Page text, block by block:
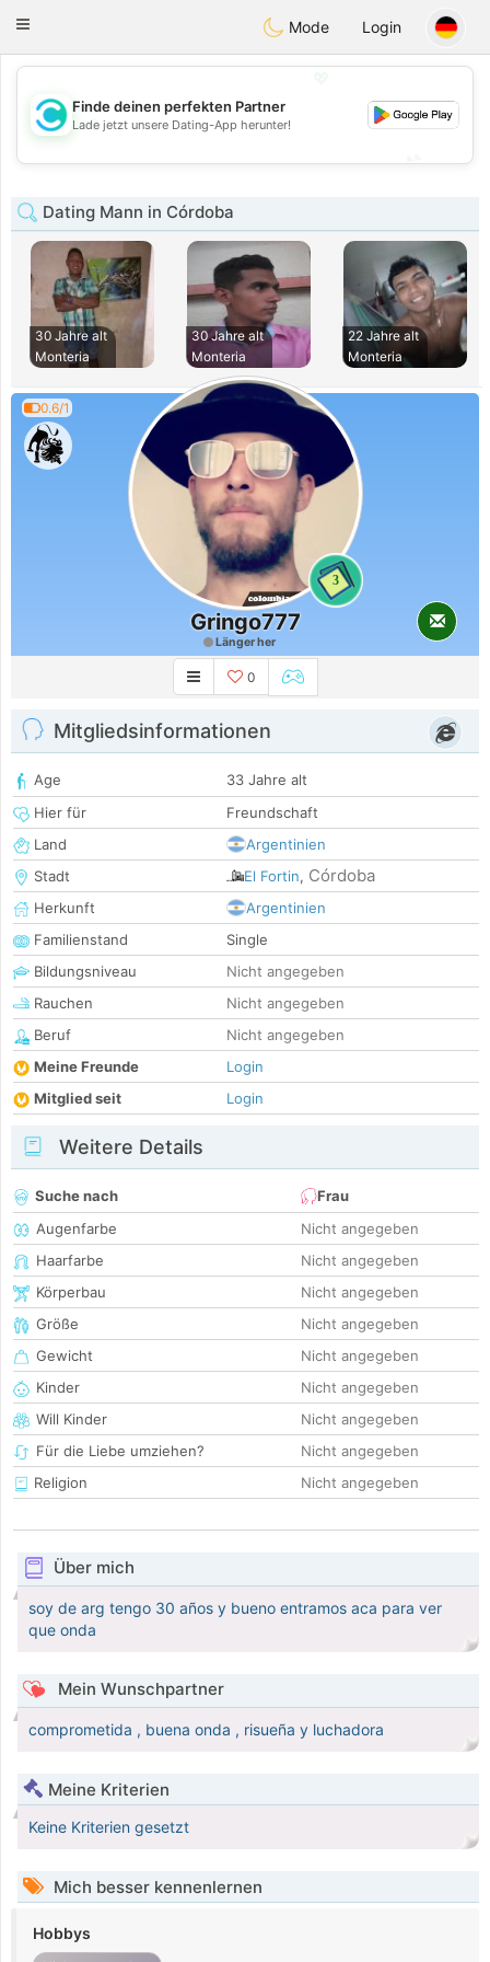
olombiaCitas
Toggle
Mode Login
💖
💕
Finde deinen perfekten Partner
Lade jetzt unsere Dating-App herunter!
Dating Mann in Córdoba
30 Jahre alt
Monteria
30 Jahre alt
Monteria
22 Jahre alt
Monteria
0.6/1
3
Gringo777
Länger her
0
Mitgliedsinformationen
Age
33 Jahre alt
Hier für
Freundschaft
Land
Argentinien
Stadt
El Fortin, Córdoba
Herkunft
Argentinien
Familienstand
Single
Bildungsniveau
Nicht angegeben
Rauchen
Nicht angegeben
Beruf
Nicht angegeben
Meine Freunde
Login
Mitglied seit
Login
Weitere Details
Suche nach
Frau
Augenfarbe
Nicht angegeben
Haarfarbe
Nicht angegeben
Körperbau
Nicht angegeben
Größe
Nicht angegeben
Gewicht
Nicht angegeben
Kinder
Nicht angegeben
Will Kinder
Nicht angegeben
Für die Liebe umziehen?
Nicht angegeben
Religion
Nicht angegeben
Über mich
soy de arg tengo 30 años y bueno entramos aca para ver
que onda
Mein Wunschpartner
comprometida , buena onda , risueña y luchadora
Meine Kriterien
Keine Kriterien gesetzt
Mich besser kennenlernen
Hobbys